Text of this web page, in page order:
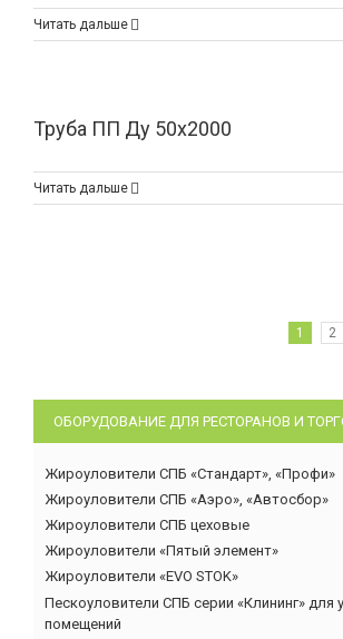
Читать дальше
Труба ПП Ду 50х2000
Читать дальше
1 2
ОБОРУДОВАНИЕ ДЛЯ РЕСТОРАНОВ И
Жироуловители СПБ «Стандарт», «Профи»
Жироуловители СПБ «Аэро», «Автосбор»
Жироуловители СПБ цеховые
Жироуловители «Пятый элемент»
Жироуловители «EVO STOK»
Пескоуловители СПБ серии «Клининг» для
помещений